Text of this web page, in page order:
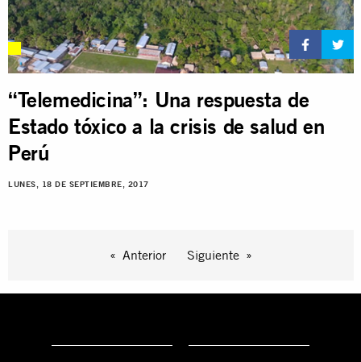
“Telemedicina”: Una respuesta de
Estado tóxico a la crisis de salud en
Perú
LUNES, 18 DE SEPTIEMBRE, 2017
Anterior Siguiente